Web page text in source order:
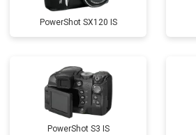
PowerShot SX120 IS
PowerShot S3 IS